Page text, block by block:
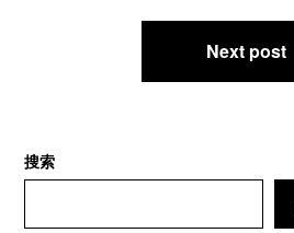
Next post
搜索